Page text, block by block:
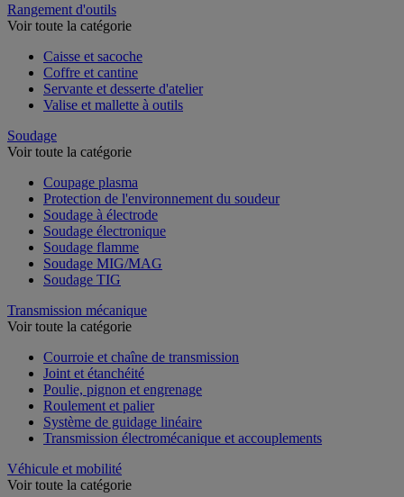
Rangement d'outils
Voir toute la catégorie
Caisse et sacoche
Coffre et cantine
Servante et desserte d'atelier
Valise et mallette à outils
Soudage
Voir toute la catégorie
Coupage plasma
Protection de l'environnement du soudeur
Soudage à électrode
Soudage électronique
Soudage flamme
Soudage MIG/MAG
Soudage TIG
Transmission mécanique
Voir toute la catégorie
Courroie et chaîne de transmission
Joint et étanchéité
Poulie, pignon et engrenage
Roulement et palier
Système de guidage linéaire
Transmission électromécanique et accouplements
Véhicule et mobilité
Voir toute la catégorie